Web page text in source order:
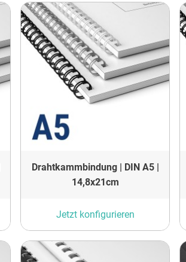
Drahtkammbindung | DIN A5 |
14,8x21cm
Jetzt konfigurieren